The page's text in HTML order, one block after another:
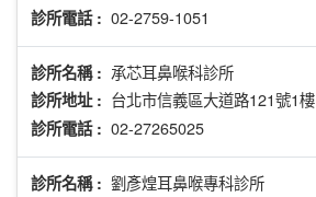
診所電話 : 02-2759-1051
診所名稱 : 承芯耳鼻喉科診所
診所地址 : 台北市信義區大道路121號1樓
診所電話 : 02-27265025
診所名稱 : 劉彥煌耳鼻喉專科診所